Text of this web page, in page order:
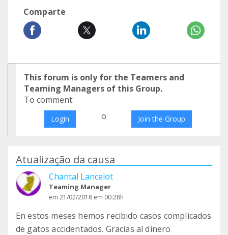
Comparte
This forum is only for the Teamers and
Teaming Managers of this Group.
To comment:
Login o Join the Group
Atualização da causa
Chantal Lancelot
Teaming Manager
em 21/02/2018 em 00:28h
En estos meses hemos recibido casos complicados
de gatos accidentados. Gracias al dinero